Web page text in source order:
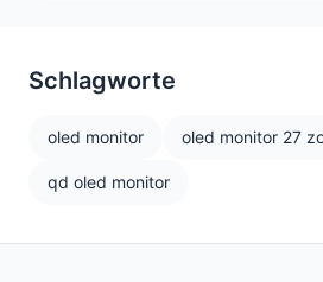
Schlagworte
oled monitor oled monitor 27
qd oled monitor